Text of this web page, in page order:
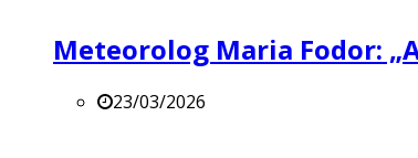
Meteorolog Maria Fodor:
23/03/2026